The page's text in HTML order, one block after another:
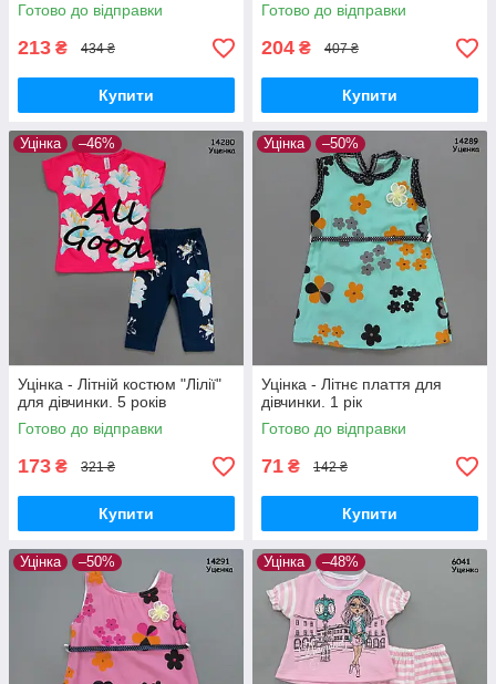
Готово до відправки
213 ₴ 434 ₴
Купити
Готово до відправки
204 ₴ 407 ₴
Купити
Уцінка –46%
Уцінка - Літній костюм "Лілії"
для дівчинки. 5 років
Готово до відправки
173 ₴ 321 ₴
Купити
Уцінка –50%
Уцінка - Літнє плаття для
дівчинки. 1 рік
Готово до відправки
71 ₴ 142 ₴
Купити
Уцінка –50% Уцінка –48%